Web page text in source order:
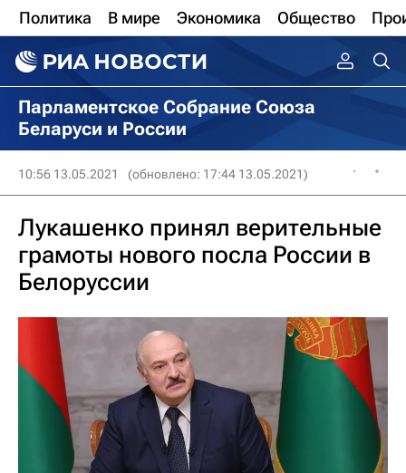
Политика В мире Экономика Общество
Парламентское Собрание Союза
Беларуси и России
10:56 13.05.2021 (обновлено: 17:44 13.05.2021)
Лукашенко принял верительные
грамоты нового посла России в
Белоруссии